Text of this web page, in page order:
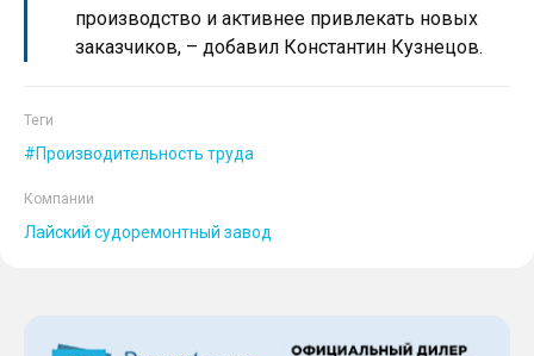
производство и активнее привлекать новых
заказчиков, – добавил Константин Кузнецов.
Теги
Производительность труда
Компании
Лайский судоремонтный завод